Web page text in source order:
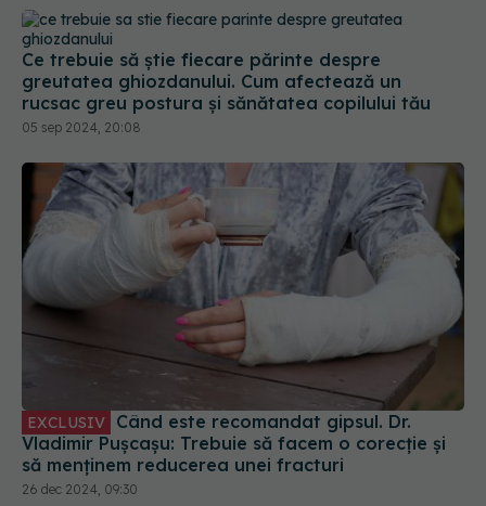
Ce trebuie să știe fiecare părinte despre
greutatea ghiozdanului. Cum afectează un
rucsac greu postura și sănătatea copilului tău
05 sep 2024, 20:08
EXCLUSIV
Vladimir Pușcașu: Trebuie să facem o corecție și
să menținem reducerea unei fracturi
26 dec 2024, 09:30